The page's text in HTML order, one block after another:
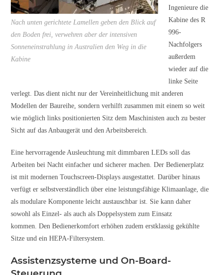
Nach unten gerichtete Lamellen geben den Blick auf
den Boden frei, verwehren aber der intensiven
Sonneneinstrahlung in Australien den Weg in die
Kabine
Ingenieure die
Kabine des R
996-
Nachfolgers
außerdem
wieder auf die
linke Seite
verlegt. Das dient nicht nur der Vereinheitlichung mit anderen
Modellen der Baureihe, sondern verhilft zusammen mit einem so weit
wie möglich links positionierten Sitz dem Maschinisten auch zu bester
Sicht auf das Anbaugerät und den Arbeitsbereich.
Eine hervorragende Ausleuchtung mit dimmbaren LEDs soll das
Arbeiten bei Nacht einfacher und sicherer machen. Der Bedienerplatz
ist mit modernen Touchscreen-Displays ausgestattet. Darüber hinaus
verfügt er selbstverständlich über eine leistungsfähige Klimaanlage, die
als modulare Komponente leicht austauschbar ist. Sie kann daher
sowohl als Einzel- als auch als Doppelsystem zum Einsatz
kommen. Den Bedienerkomfort erhöhen zudem erstklassig gekühlte
Sitze und ein HEPA-Filtersystem.
Assistenzsysteme und On-Board-